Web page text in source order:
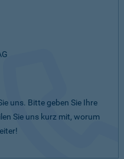
uns. Bitte geben Sie Ihre
Sie uns kurz mit, worum